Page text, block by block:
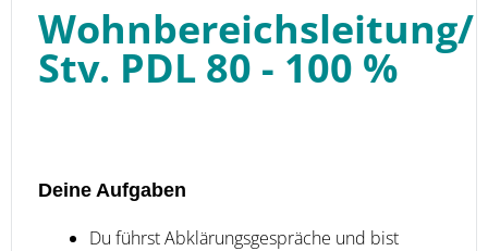
Stv. PDL 80 - 100 %
Deine Aufgaben
Du führst Abklärungsgespräche und bist